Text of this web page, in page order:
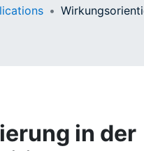
in der